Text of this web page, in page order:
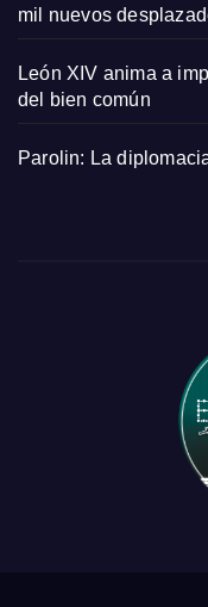
mil nuevos
León XIV anima a
del bien común
Parolin: La